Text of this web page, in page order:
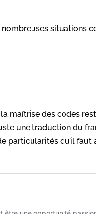
situations
maîtrise des codes
une traduction du
particularités qu’il faut